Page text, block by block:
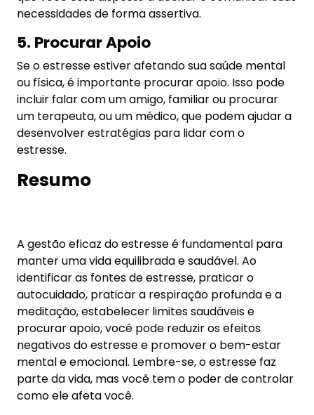
Referência: Lipp, M. e. N. (1984). Stress e suas
Campinas, v.1, n.3 e 4, p. 5-19, ago/dez.
Estresse
Carolina Alves Quintino– CRP 08/13621
Leia mais artigos da Carolina Quintino